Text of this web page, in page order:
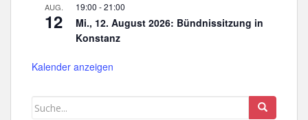
AUG.
12
19:00 -21:00
Mi., 12. August 2026: Bündnissitzung in
Konstanz
Kalender anzeigen